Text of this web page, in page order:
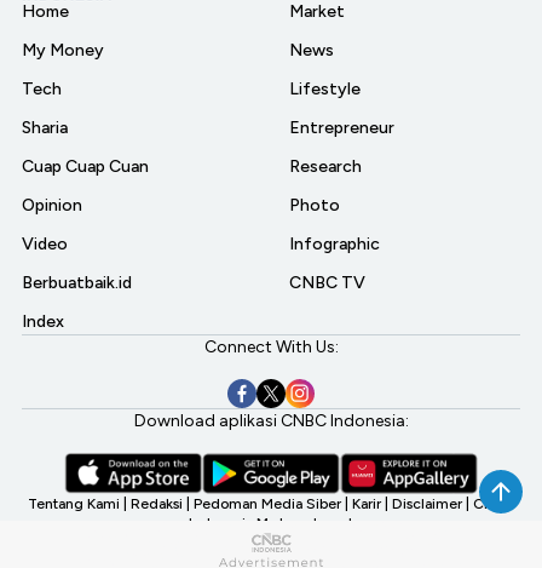
Home
My Money
Tech
Sharia
Cuap Cuap Cuan
Opinion
Video
Berbuatbaik.id
Index
Market
News
Lifestyle
Entrepreneur
Research
Photo
Infographic
CNBC TV
Connect With Us:
Download aplikasi CNBC Indonesia:
Tentang Kami Redaksi Pedoman Media Siber Karir Disclaimer CNBC
Indonesia My Investment
©2026 CNBC Indonesia, A Transmedia Company